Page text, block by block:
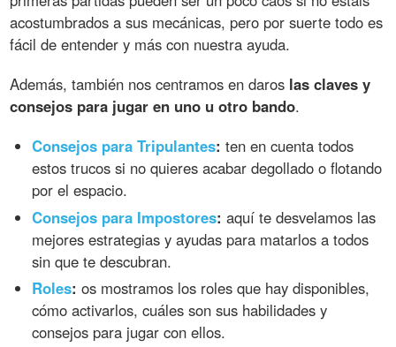
acostumbrados a sus mecánicas, pero por suerte todo es
fácil de entender y más con nuestra ayuda.
Además, también nos centramos en daros las claves y
consejos para jugar en uno u otro bando.
Consejos para Tripulantes: ten en cuenta todos
estos trucos si no quieres acabar degollado o flotando
por el espacio.
Consejos para Impostores: aquí te desvelamos las
mejores estrategias y ayudas para matarlos a todos
sin que te descubran.
Roles: os mostramos los roles que hay disponibles,
cómo activarlos, cuáles son sus habilidades y
consejos para jugar con ellos.